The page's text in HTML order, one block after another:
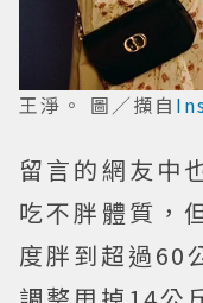
王淨。 圖／擷自
留言的網友中
吃不胖體質，
度胖到超過60